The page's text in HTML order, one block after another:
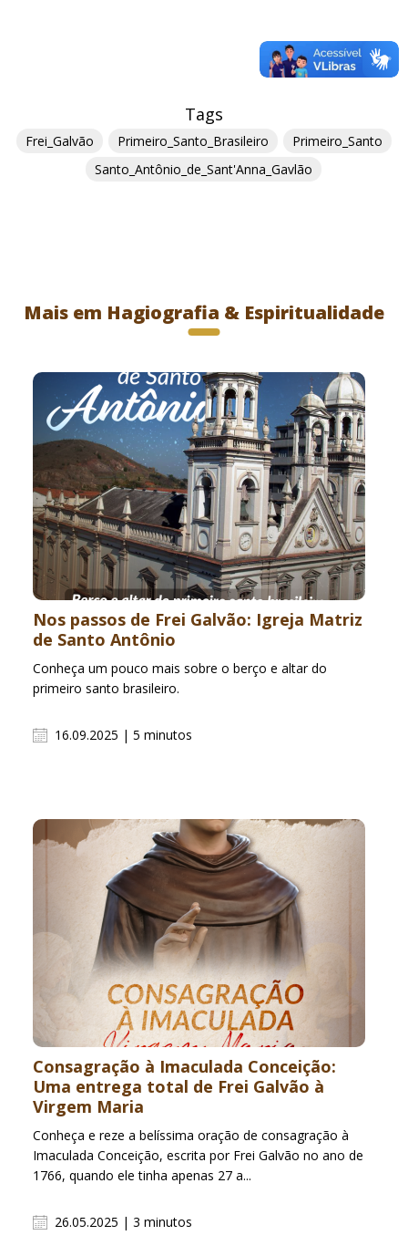
Tags
Frei_Galvão Primeiro_Santo_Brasileiro
Primeiro_Santo
Santo_Antônio_de_Sant'Anna_Gavlão
Mais em Hagiografia & Espiritualidade
Nos passos de Frei Galvão: Igreja Matriz
de Santo Antônio
Conheça um pouco mais sobre o berço e altar do
primeiro santo brasileiro.
16.09.2025 | 5 minutos
Consagração à Imaculada Conceição:
Uma entrega total de Frei Galvão à
Virgem Maria
Conheça e reze a belíssima oração de consagração à
Imaculada Conceição, escrita por Frei Galvão no ano de
1766, quando ele tinha apenas 27 a...
26.05.2025 | 3 minutos